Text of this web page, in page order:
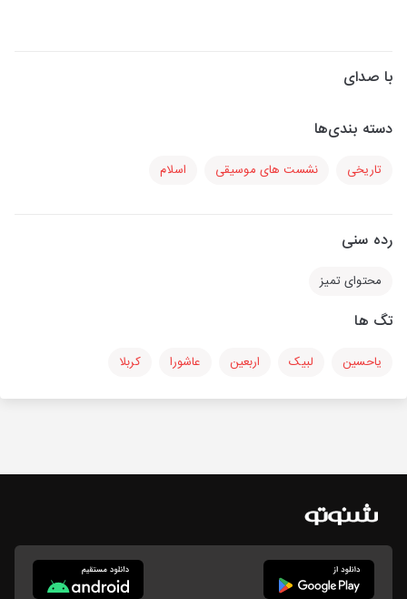
با صدای
دسته بندی‌ها
تاریخی نشست های موسیقی اسلام
رده سنی
محتوای تمیز
تگ ها
یاحسین لبیک اربعین عاشورا کربلا